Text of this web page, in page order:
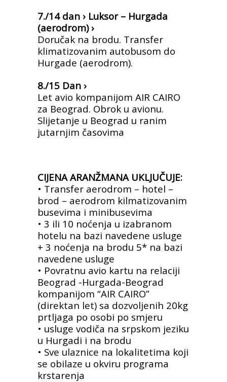
7./14 dan › Luksor – Hurgada
(aerodrom) ›
Doručak na brodu. Transfer
klimatizovanim autobusom do
Hurgade (aerodrom).
8./15 Dan ›
Let avio kompanijom AIR CAIRO
za Beograd. Obrok u avionu.
Slijetanje u Beograd u ranim
jutarnjim časovima
CIJENA ARANŽMANA UKLJUČUJE:
• Transfer aerodrom – hotel –
brod – aerodrom kilmatizovanim
busevima i minibusevima
• 3 ili 10 noćenja u izabranom
hotelu na bazi navedene usluge
+ 3 noćenja na brodu 5* na bazi
navedene usluge
• Povratnu avio kartu na relaciji
Beograd -Hurgada-Beograd
kompanijom “AIR CAIRO”
(direktan let) sa dozvoljenih 20kg
prtljaga po osobi po smjeru
• usluge vodiča na srpskom jeziku
u Hurgadi i na brodu
• Sve ulaznice na lokalitetima koji
se obilaze u okviru programa
krstarenja